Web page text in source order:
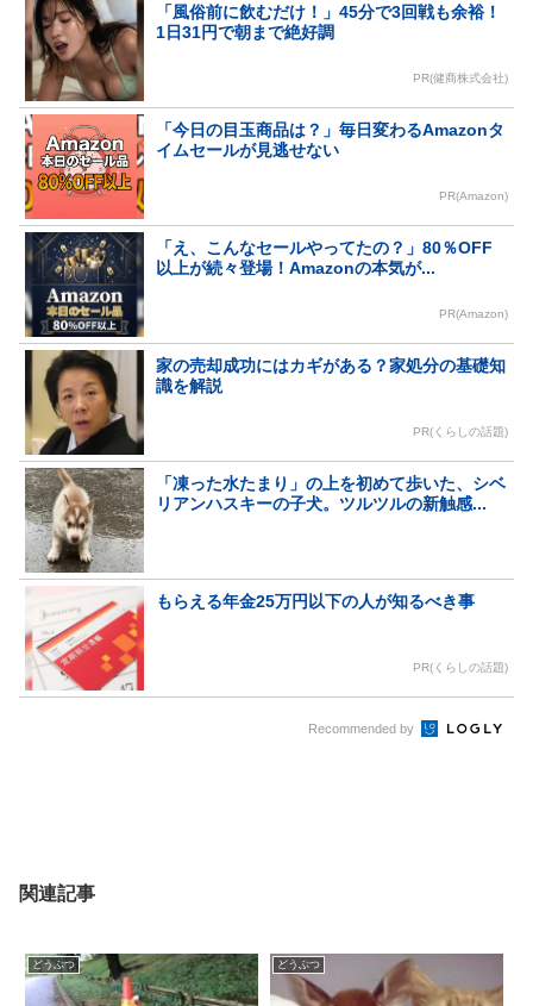
「風俗前に飲むだけ！」45分で3回戦も余裕！
1日31円で朝まで絶好調
PR(健商株式会社)
「今日の目玉商品は？」毎日変わるAmazonタ
イムセールが見逃せない
PR(Amazon)
「え、こんなセールやってたの？」80％OFF
以上が続々登場！Amazonの本気が...
PR(Amazon)
家の売却成功にはカギがある？家処分の基礎知
識を解説
PR(くらしの話題)
「凍った水たまり」の上を初めて歩いた、シベ
リアンハスキーの子犬。ツルツルの新触感...
もらえる年金25万円以下の人が知るべき事
PR(くらしの話題)
Recommended by
関連記事
どうぶつ どうぶつ